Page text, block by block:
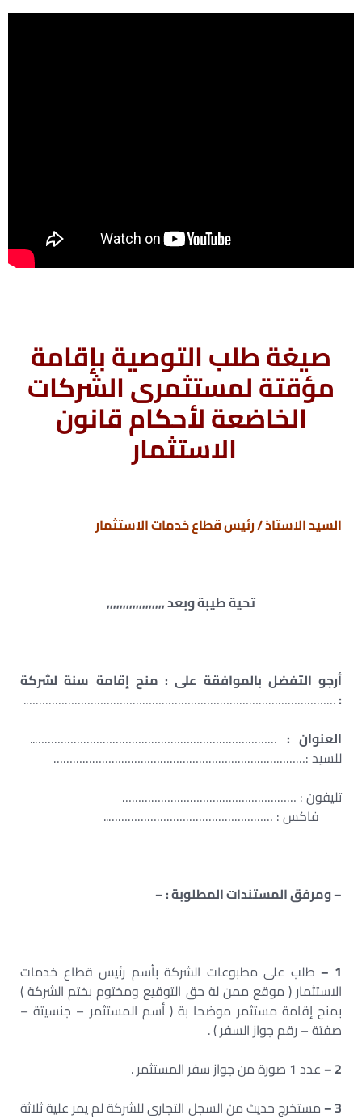
صيغة طلب التوصية بإقامة
مؤقتة لمستثمرى الشركات
الخاضعة لأحكام قانون
الاستثمار
السيد الاستاذ / رئيس قطاع خدمات الاستثمار
تحية طيبة وبعد ,,,,,,,,,,,,,,,,,,
أرجو التفضل بالموافقة على : منح إقامة سنة لشركة
:
…………………………………………………………………………………….
العنوان : …………………………………………………………………..
للسيد :……………………………………………………………………
تليفون : ………………………………………………
فاكس : ……………………………………………..
– ومرفق المستندات المطلوبة : –
1 – طلب على مطبوعات الشركة بأسم رئيس قطاع خدمات
الاستثمار ( موقع ممن لة حق التوقيع ومختوم بختم الشركة )
بمنح إقامة مستثمر موضحا بة ( أسم المستثمر – جنسيتة –
صفتة – رقم جواز السفر ) .
2 –
عدد 1 صورة من جواز سفر المستثمر .
3 –
مستخرج حديث من السجل التجارى للشركة لم يمر علية ثلاثة